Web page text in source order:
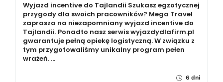
Wyjazd incentive do Tajlandii Szukasz egzotycznej
przygody dla swoich pracowników? Mega Travel
zaprasza na niezapomniany wyjazd incentive do
Tajlandii. Ponadto nasz serwis wyjazdydlafirm.pl
gwarantuje pełną opiekę logistyczną. W związku z
tym przygotowaliśmy unikalny program pełen
wrażeń. …
6 dni